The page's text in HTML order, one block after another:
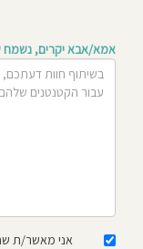
אמא/אבא יקרים, נשמח
אני מאשר/ת